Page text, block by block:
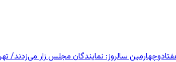
سالروز: نمایندگان مجلس زار می‌زدند/ تهران در آتش؛ ۳۰ تیر ۱۳۳۱ میدان